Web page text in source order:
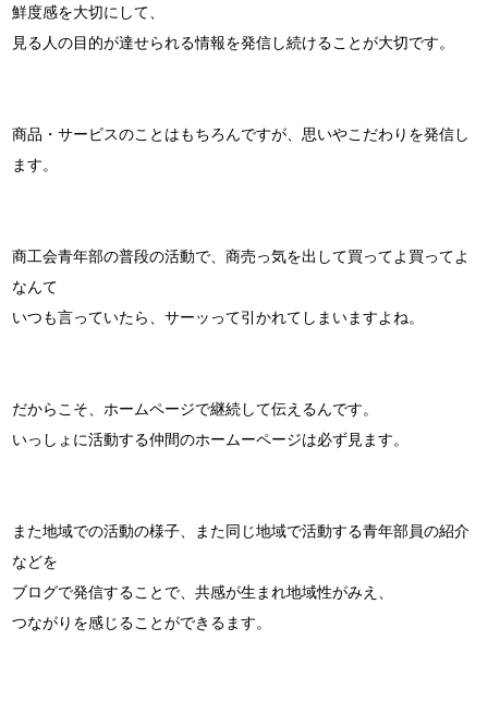
鮮度感を大切にして、
見る人の目的が達せられる情報を発信し続けることが大切です。
商品・サービスのことはもちろんですが、思いやこだわりを発信し
ます。
商工会青年部の普段の活動で、商売っ気を出して買ってよ買ってよ
なんて
いつも言っていたら、サーッって引かれてしまいますよね。
だからこそ、ホームページで継続して伝えるんです。
いっしょに活動する仲間のホームーページは必ず見ます。
また地域での活動の様子、また同じ地域で活動する青年部員の紹介
などを
ブログで発信することで、共感が生まれ地域性がみえ、
つながりを感じることができるます。